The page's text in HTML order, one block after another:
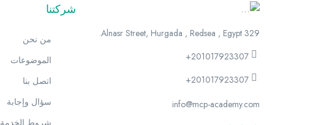
329 Alnasr Street, Hurgada , Redsea , Egypt.
+201017923307
+201017923307
info@mcp-academy.com
شركتنا
من نحن
الموضوعات
اتصل بنا
سؤال وإجابة
شروط الخدمة